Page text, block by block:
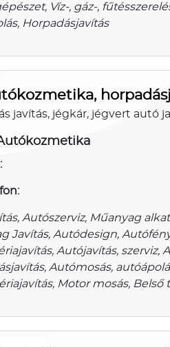
Víz-, gáz-,
Horpadásjavítás
javítás, jégkár, jégvert autó
Autószerviz, Műanyag
Javítás, Autódesign,
Autójavítás,
Autómosás,
Motor mosás, Belső